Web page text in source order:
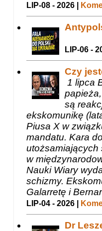
LIP-08 - 2026 |
LIP-06 -
Czy
1 lipca
są
ekskomunikę
Piusa X w
mandatu. Kara
utożsamiających
w
Nauki Wiary
schizmy.
Galarretę i
LIP-04 - 2026 |
Dr